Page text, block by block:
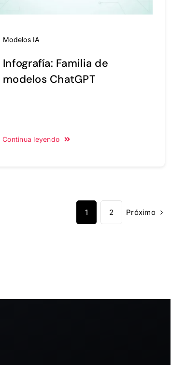
Modelos IA
Infografía: Familia de
modelos ChatGPT
Continua leyendo
1 2 Próximo